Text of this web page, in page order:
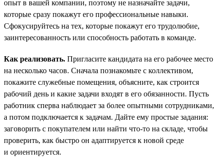
опыт в вашей компании, поэтому не назначайте задачи,
которые сразу покажут его профессиональные навыки.
Сфокусируйтесь на тех, которые покажут его трудолюбие,
заинтересованность или способность работать в команде.
Как реализовать. Пригласите кандидата на его рабочее место
на несколько часов. Сначала познакомьте с коллективом,
покажите служебные помещения, объясните, как строится
рабочий день и какие задачи входят в его обязанности. Пусть
работник сперва наблюдает за более опытными сотрудниками,
а потом подключается к задачам. Дайте ему простые задания:
заговорить с покупателем или найти что-то на складе, чтобы
проверить, как быстро он адаптируется к новой среде
и ориентируется.